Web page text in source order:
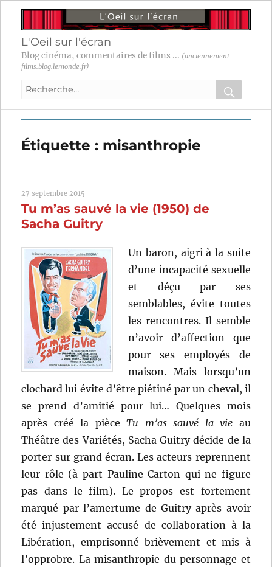
L'Oeil sur l'écran
Blog cinéma, commentaires de films ... (anciennement
films.blog.lemonde.fr)
Recherche
:
OK
Étiquette : misanthropie
27 septembre 2015
Tu m’as sauvé la vie (1950) de
Sacha Guitry
Un baron, aigri à la suite
d’une incapacité sexuelle
et déçu par ses
semblables, évite toutes
les rencontres. Il semble
n’avoir d’affection que
pour ses employés de
maison. Mais lorsqu’un
clochard lui évite d’être piétiné par un cheval, il
se prend d’amitié pour lui… Quelques mois
après créé la pièceTu m’as sauvé la vie au
Théâtre des Variétés, Sacha Guitry décide de la
porter sur grand écran. Les acteurs reprennent
leur rôle (à part Pauline Carton qui ne figure
pas dans le film). Le propos est fortement
marqué par l’amertume de Guitry après avoir
été injustement accusé de collaboration à la
Libération, emprisonné brièvement et mis à
l’opprobre. La misanthropie du personnage et